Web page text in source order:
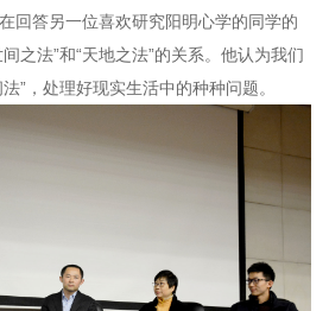
回答另一位喜欢研究阳明心学的同学的
之法”和“天地之法”的关系。他认为我们
”，处理好现实生活中的种种问题。